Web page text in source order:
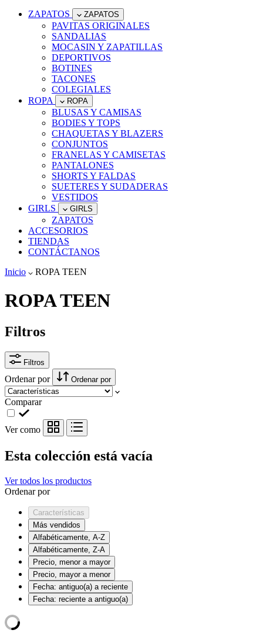
ZAPATOS ZAPATOS
PAVITAS ORIGINALES
SANDALIAS
MOCASIN Y ZAPATILLAS
DEPORTIVOS
BOTINES
TACONES
COLEGIALES
ROPA
ROPA
BLUSAS Y CAMISAS
BODIES Y TOPS
CHAQUETAS Y BLAZERS
CONJUNTOS
FRANELAS Y CAMISETAS
PANTALONES
SHORTS Y FALDAS
SUETERES Y SUDADERAS
VESTIDOS
GIRLS
GIRLS
ZAPATOS
ACCESORIOS
TIENDAS
CONTÁCTANOS
Inicio
ROPA TEEN
ROPA TEEN
Filtros
Filtros
Ordenar por Ordenar por
Comparar
Ver como
Esta colección está vacía
Ver todos los productos
Ordenar por
Características
Más vendidos
Alfabéticamente, A-Z
Alfabéticamente, Z-A
Precio, menor a mayor
Precio, mayor a menor
Fecha: antiguo(a) a reciente
Fecha: reciente a antiguo(a)